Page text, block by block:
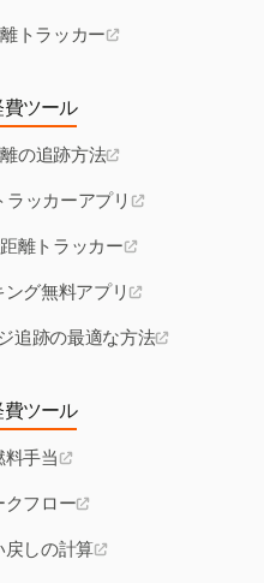
トラッカー
ツール
の追跡方法
ッカーアプリ
離トラッカー
グ無料アプリ
追跡の最適な方法
ツール
手当
クフロー
戻しの計算